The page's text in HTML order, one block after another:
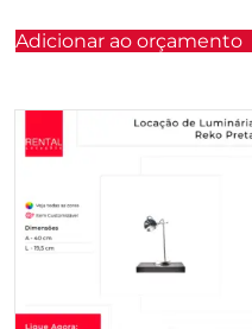
Adicionar ao orçamento